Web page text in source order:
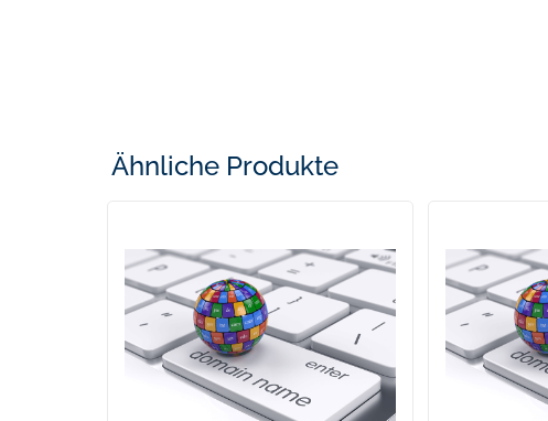
Ähnliche Produkte